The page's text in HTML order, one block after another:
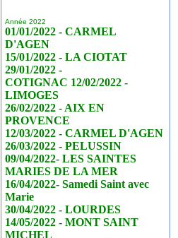
Année 2022
01/01/2022 - CARMEL
D'AGEN
15/01/2022 - LA CIOTAT
29/01/2022 -
COTIGNAC 12/02/2022 -
LIMOGES
26/02/2022 - AIX EN
PROVENCE
12/03/2022 - CARMEL D'AGEN
26/03/2022 - PELUSSIN
09/04/2022- LES SAINTES
MARIES DE LA MER
16/04/2022- Samedi Saint avec
Marie
30/04/2022 - LOURDES
14/05/2022 - MONT SAINT
MICHEL